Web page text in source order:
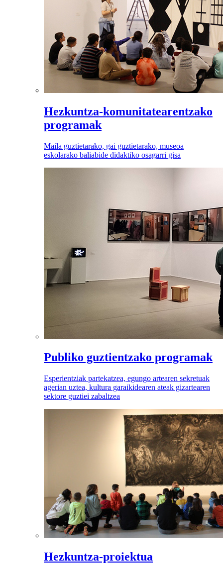
Hezkuntza-komunitatearentzako
programak
Maila guztietarako, gai guztietarako, museoa
eskolarako baliabide didaktiko osagarri gisa
Publiko guztientzako programak
Esperientziak partekatzea, egungo artearen sekretuak
agerian uztea, kultura garaikidearen ateak gizartearen
sektore guztiei zabaltzea
Hezkuntza-proiektua